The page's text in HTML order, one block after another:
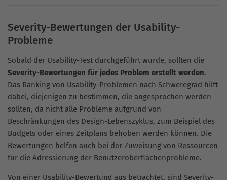
Severity-Bewertungen der Usability-
Probleme
Sobald der Usability-Test durchgeführt wurde, sollten die
Severity-Bewertungen für jedes Problem erstellt werden.
Das Ranking von Usability-Problemen nach Schweregrad hilft
dabei, diejenigen zu bestimmen, die angesprochen werden
sollten, da nicht alle Probleme aufgrund von
Beschränkungen des Design-Lebenszyklus, zum Beispiel des
Budgets oder eines Zeitplans behoben werden können. Die
Bewertungen helfen auch bei der Zuweisung von Ressourcen
für die Adressierung der Benutzeroberflächenprobleme.
Von einer Usability-Bewertung aus betrachtet, sind Severity-